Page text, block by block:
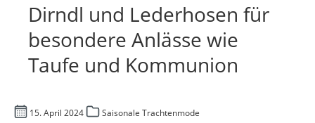
Dirndl und Lederhosen für
besondere Anlässe wie
Taufe und Kommunion
15. April 2024 Saisonale Trachtenmode